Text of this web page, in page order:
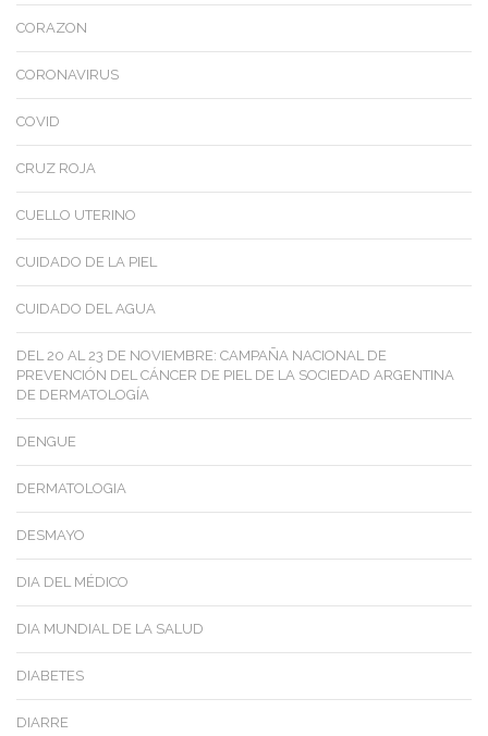
CORAZON
CORONAVIRUS
COVID
CRUZ ROJA
CUELLO UTERINO
CUIDADO DE LA PIEL
CUIDADO DEL AGUA
DEL 20 AL 23 DE NOVIEMBRE: CAMPAÑA NACIONAL DE
PREVENCIÓN DEL CÁNCER DE PIEL DE LA SOCIEDAD ARGENTINA
DE DERMATOLOGÍA
DENGUE
DERMATOLOGIA
DESMAYO
DIA DEL MÉDICO
DIA MUNDIAL DE LA SALUD
DIABETES
DIARRE